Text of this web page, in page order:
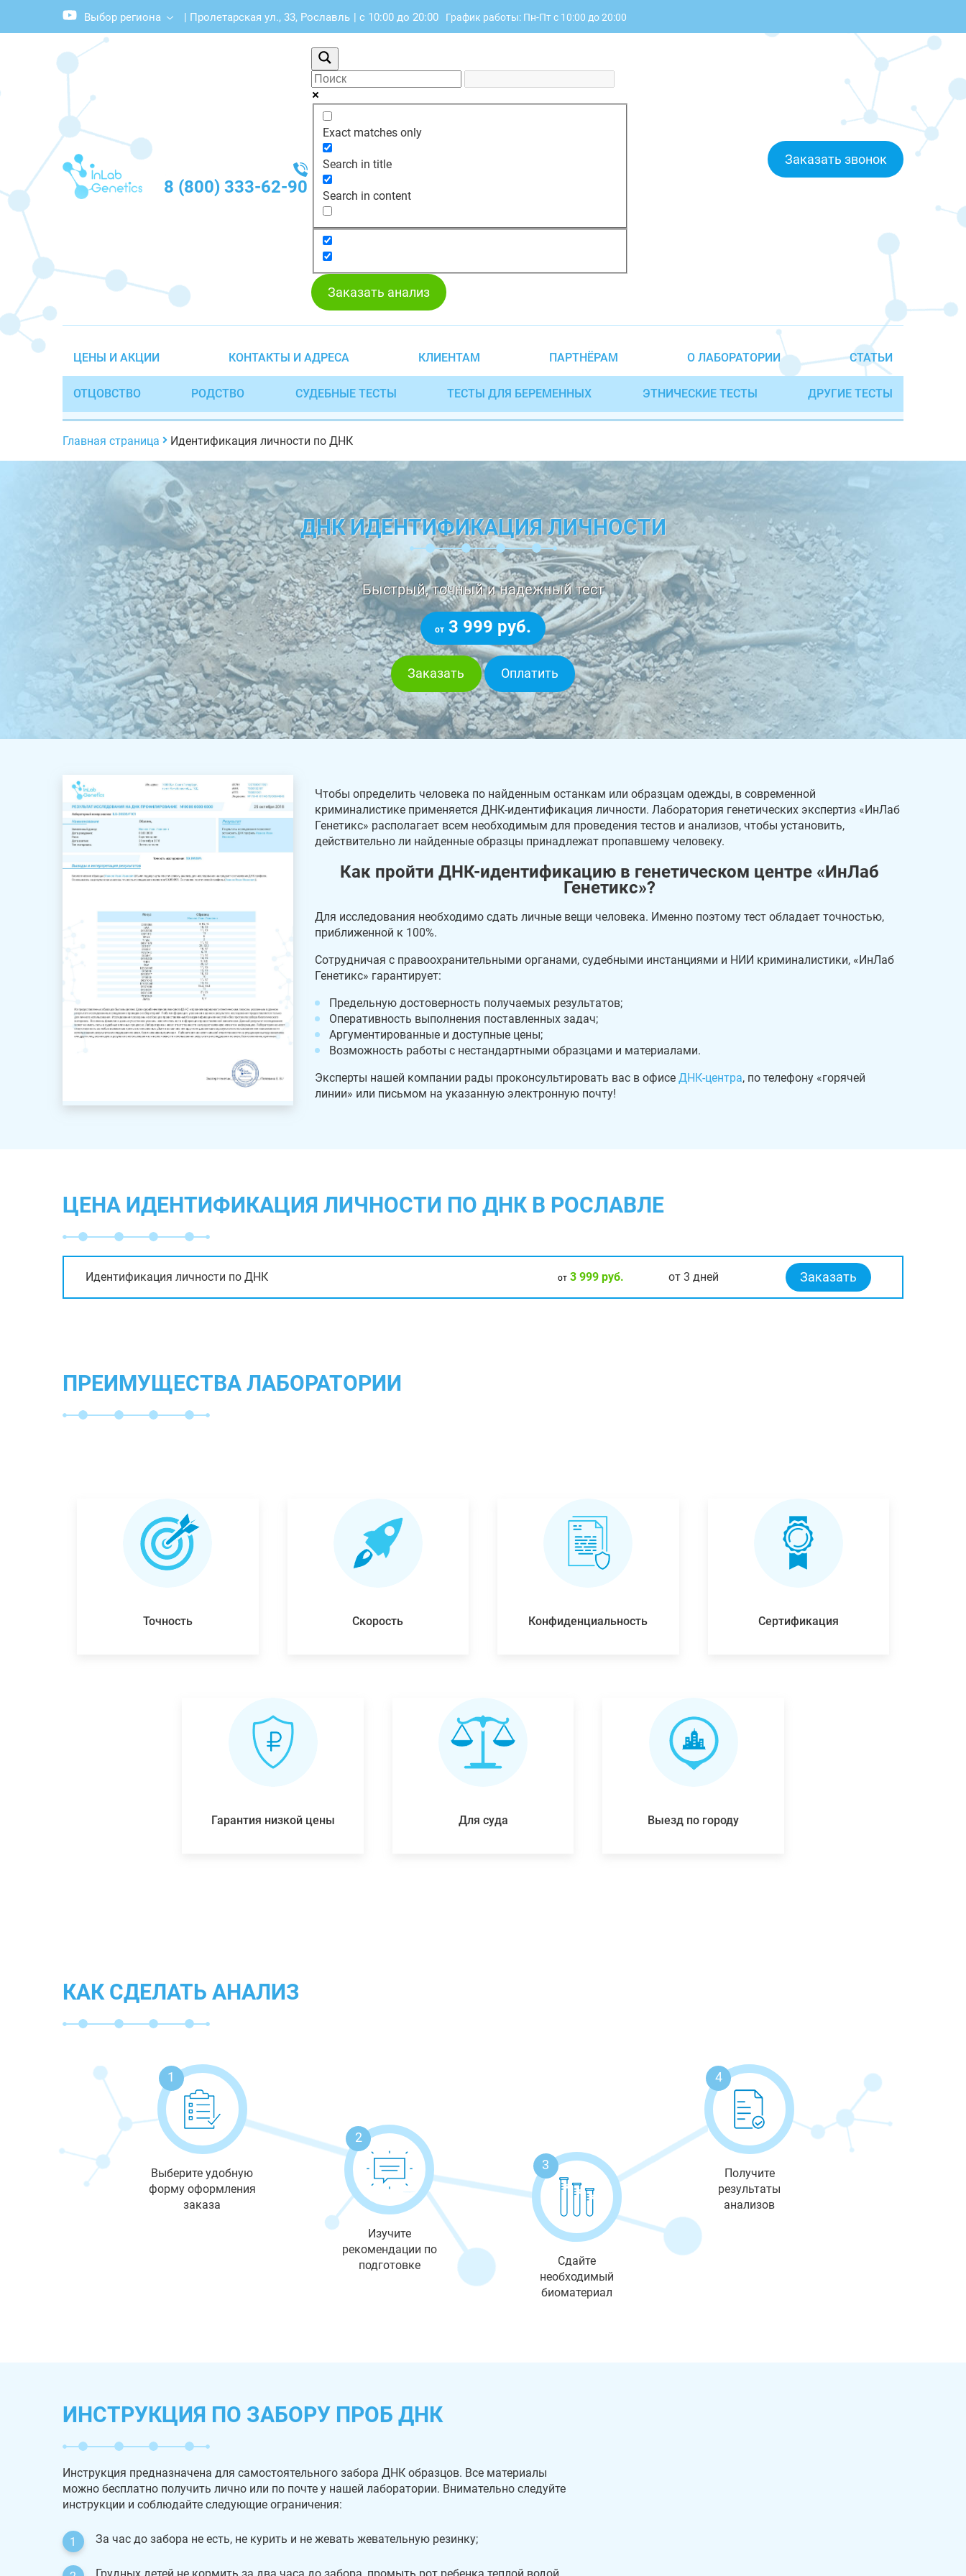
Выбор региона | Пролетарская ул., 33, Рославль | с 10:00 до 20:00 График работы: Пн-Пт с 10:00 до 20:00
8 (800) 333-62-90
Exact matches only
Search in title
Search in content
Заказать звонок
Заказать анализ
ЦЕНЫ И АКЦИИ КОНТАКТЫ И АДРЕСА КЛИЕНТАМ ПАРТНЁРАМ О ЛАБОРАТОРИИ СТАТЬИ
ОТЦОВСТВО РОДСТВО СУДЕБНЫЕ ТЕСТЫ ТЕСТЫ ДЛЯ БЕРЕМЕННЫХ ЭТНИЧЕСКИЕ ТЕСТЫ ДРУГИЕ ТЕСТЫ
Главная страница Идентификация личности по ДНК
ДНК ИДЕНТИФИКАЦИЯ ЛИЧНОСТИ
Быстрый, точный и надежный тест
от 3 999 руб.
Заказать Оплатить
Чтобы определить человека по найденным останкам или образцам одежды, в современной
криминалистике применяется ДНК-идентификация личности. Лаборатория генетических экспертиз «ИнЛаб
Генетикс» располагает всем необходимым для проведения тестов и анализов, чтобы установить,
действительно ли найденные образцы принадлежат пропавшему человеку.
Как пройти ДНК-идентификацию в генетическом центре «ИнЛаб
Генетикс»?
Для исследования необходимо сдать личные вещи человека. Именно поэтому тест обладает точностью,
приближенной к 100%.
Сотрудничая с правоохранительными органами, судебными инстанциями и НИИ криминалистики, «ИнЛаб
Генетикс» гарантирует:
Предельную достоверность получаемых результатов;
Оперативность выполнения поставленных задач;
Аргументированные и доступные цены;
Возможность работы с нестандартными образцами и материалами.
Эксперты нашей компании рады проконсультировать вас в офисе ДНК-центра, по телефону «горячей
линии» или письмом на указанную электронную почту!
ЦЕНА ИДЕНТИФИКАЦИЯ ЛИЧНОСТИ ПО ДНК В РОСЛАВЛЕ
Идентификация личности по ДНК от3 999 руб. от 3 дней Заказать
ПРЕИМУЩЕСТВА ЛАБОРАТОРИИ
Точность Скорость Конфиденциальность Сертификация
Гарантия низкой цены Для суда Выезд по городу
КАК СДЕЛАТЬ АНАЛИЗ
1
Выберите удобную
форму оформления
заказа
2
Изучите
рекомендации по
подготовке
3
Сдайте
необходимый
биоматериал
4
Получите
результаты
анализов
ИНСТРУКЦИЯ ПО ЗАБОРУ ПРОБ ДНК
Инструкция предназначена для самостоятельного забора ДНК образцов. Все материалы
можно бесплатно получить лично или по почте у нашей лаборатории. Внимательно следуйте
инструкции и соблюдайте следующие ограничения:
За час до забора не есть, не курить и не жевать жевательную резинку;